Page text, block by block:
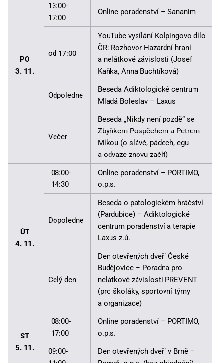
PO
3. 11.
13:00-
17:00
Online poradenství – Sananim
od 17:00
YouTube vysílání Kolpingovo dílo
ČR: Rozhovor Hazardní hraní
a nelátkové závislosti (Josef
Kaňka, Anna Buchtíková)
Odpoledne
Beseda Adiktologické centrum
Mladá Boleslav – Laxus
Večer
Beseda „Nikdy není pozdě“ se
Zbyňkem Pospěchem a Petrem
Míkou (o slávě, pádech, egu
a odvaze znovu začít)
ÚT
4. 11.
08:00-
14:30
Online poradenství – PORTIMO,
o.p.s.
Dopoledne
Beseda o patologickém hráčství
(Pardubice) – Adiktologické
centrum poradenství a terapie
Laxus z.ú.
Celý den
Den otevřených dveří České
Budějovice – Poradna pro
nelátkové závislosti PREVENT
(pro školáky, sportovní týmy
a organizace)
ST
5. 11.
08:00-
17:00
Online poradenství – PORTIMO,
o.p.s.
09:00-
Den otevřených dveří v Brně –